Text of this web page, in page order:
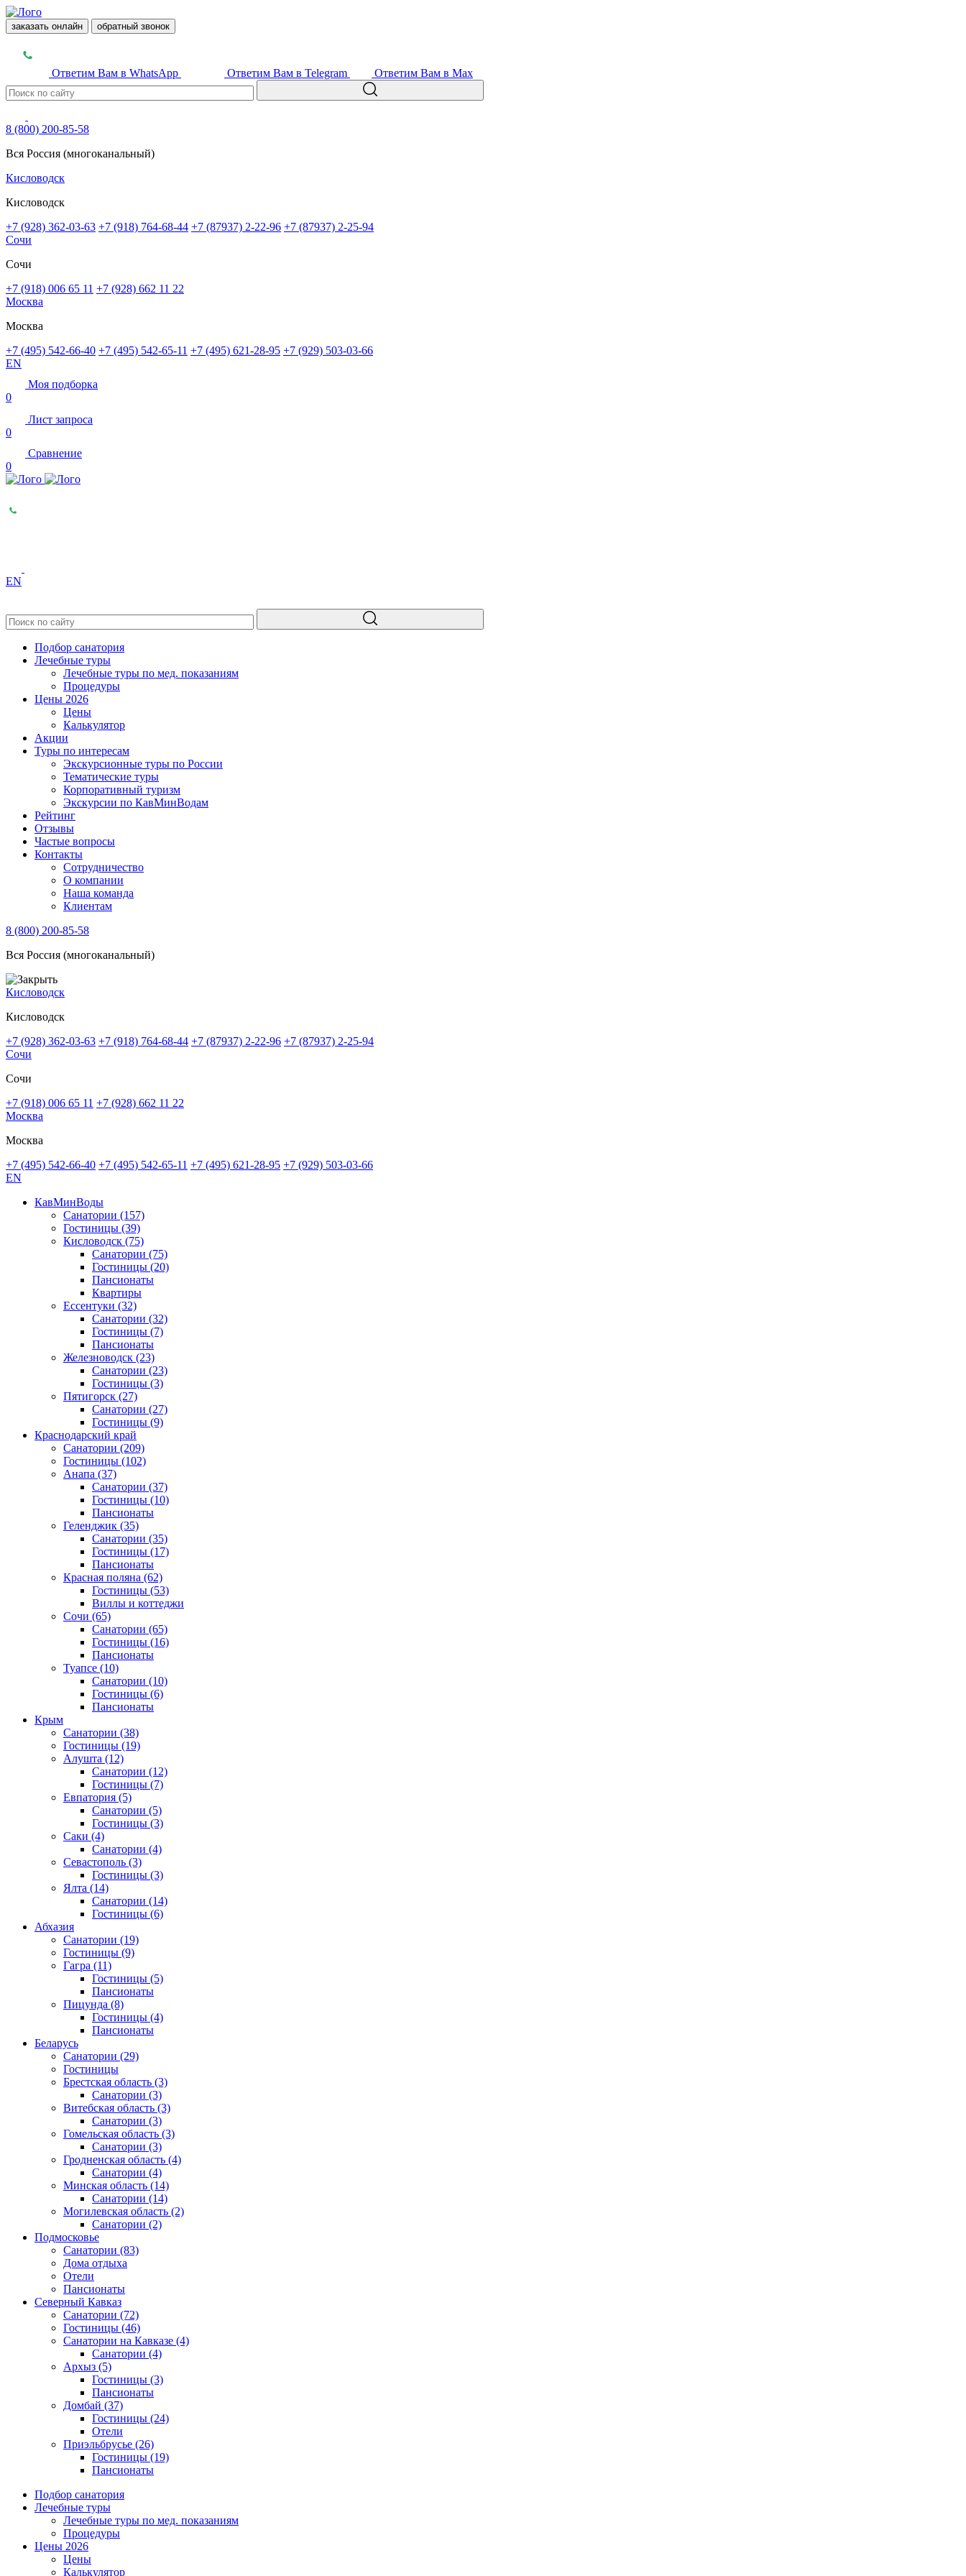
заказать онлайн обратный звонок
Ответим Вам в WhatsApp Ответим Вам в Telegram Ответим Вам в Max
8 (800) 200-85-58
Вся Россия (многоканальный)
Кисловодск
Кисловодск
+7 (928) 362-03-63 +7 (918) 764-68-44 +7 (87937) 2-22-96 +7 (87937) 2-25-94
Сочи
Сочи
+7 (918) 006 65 11 +7 (928) 662 11 22
Москва
Москва
+7 (495) 542-66-40 +7 (495) 542-65-11 +7 (495) 621-28-95 +7 (929) 503-03-66
EN
Моя подборка
0
Лист запроса
0
Сравнение
0
EN
Подбор санатория
Лечебные туры
Лечебные туры по мед. показаниям
Процедуры
Цены 2026
Цены
Калькулятор
Акции
Туры по интересам
Экскурсионные туры по России
Тематические туры
Корпоративный туризм
Экскурсии по КавМинВодам
Рейтинг
Отзывы
Частые вопросы
Контакты
Сотрудничество
О компании
Наша команда
Клиентам
8 (800) 200-85-58
Вся Россия (многоканальный)
Кисловодск
Кисловодск
+7 (928) 362-03-63 +7 (918) 764-68-44 +7 (87937) 2-22-96 +7 (87937) 2-25-94
Сочи
Сочи
+7 (918) 006 65 11 +7 (928) 662 11 22
Москва
Москва
+7 (495) 542-66-40 +7 (495) 542-65-11 +7 (495) 621-28-95 +7 (929) 503-03-66
EN
КавМинВоды
Санатории (157)
Гостиницы (39)
Кисловодск (75)
Санатории (75)
Гостиницы (20)
Пансионаты
Квартиры
Ессентуки (32)
Санатории (32)
Гостиницы (7)
Пансионаты
Железноводск (23)
Санатории (23)
Гостиницы (3)
Пятигорск (27)
Санатории (27)
Гостиницы (9)
Краснодарский край
Санатории (209)
Гостиницы (102)
Анапа (37)
Санатории (37)
Гостиницы (10)
Пансионаты
Геленджик (35)
Санатории (35)
Гостиницы (17)
Пансионаты
Красная поляна (62)
Гостиницы (53)
Виллы и коттеджи
Сочи (65)
Санатории (65)
Гостиницы (16)
Пансионаты
Туапсе (10)
Санатории (10)
Гостиницы (6)
Пансионаты
Крым
Санатории (38)
Гостиницы (19)
Алушта (12)
Санатории (12)
Гостиницы (7)
Евпатория (5)
Санатории (5)
Гостиницы (3)
Саки (4)
Санатории (4)
Севастополь (3)
Гостиницы (3)
Ялта (14)
Санатории (14)
Гостиницы (6)
Абхазия
Санатории (19)
Гостиницы (9)
Гагра (11)
Гостиницы (5)
Пансионаты
Пицунда (8)
Гостиницы (4)
Пансионаты
Беларусь
Санатории (29)
Гостиницы
Брестская область (3)
Санатории (3)
Витебская область (3)
Санатории (3)
Гомельская область (3)
Санатории (3)
Гродненская область (4)
Санатории (4)
Минская область (14)
Санатории (14)
Могилевская область (2)
Санатории (2)
Подмосковье
Санатории (83)
Дома отдыха
Отели
Пансионаты
Северный Кавказ
Санатории (72)
Гостиницы (46)
Санатории на Кавказе (4)
Санатории (4)
Архыз (5)
Гостиницы (3)
Пансионаты
Домбай (37)
Гостиницы (24)
Отели
Приэльбрусье (26)
Гостиницы (19)
Пансионаты
Подбор санатория
Лечебные туры
Лечебные туры по мед. показаниям
Процедуры
Цены 2026
Цены
Калькулятор